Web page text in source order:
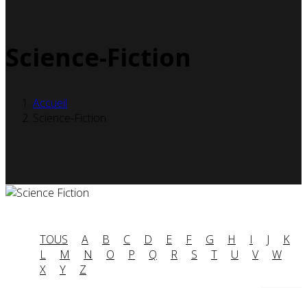
Science-Fiction
Accueil
Science-Fiction
TOUS A B C D E F G H I J
K
L
M N O P Q R S T U V
W
X
Y
Z